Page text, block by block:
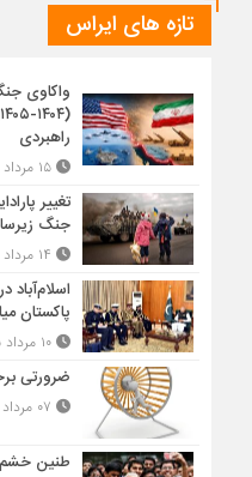
تازه های ایراس
واکاوی
راهبردی
۱۵ مرداد ۱۴۰۵ - ۱۴:۲۰
تغییر
جنگ
اسلام‌آباد
پاکستان
۱۰ مرداد ۱۴۰۵ - ۱۱:۵۴
ضرورتی
طنین خشم